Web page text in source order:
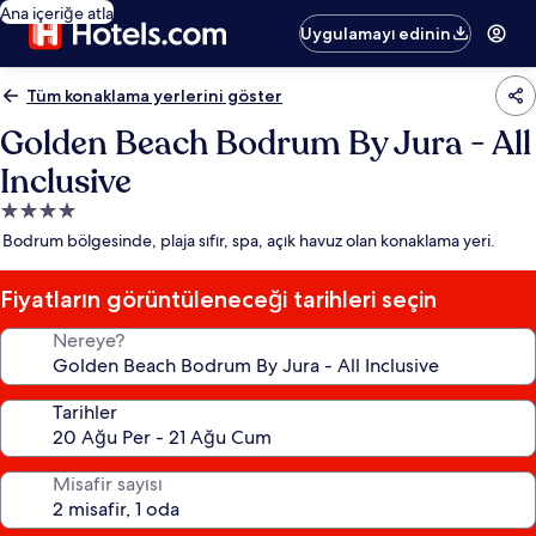
Ana içeriğe atla
Uygulamayı edinin
Tüm konaklama yerlerini göster
Golden Beach Bodrum By Jura - All
Inclusive
4.0
yıldızlı
yeri
Bodrum bölgesinde, plaja sıfır, spa, açık havuz olan konaklama yeri.
Fiyatların görüntüleneceği tarihleri seçin
Nereye?
Tarihler
Misafir sayısı